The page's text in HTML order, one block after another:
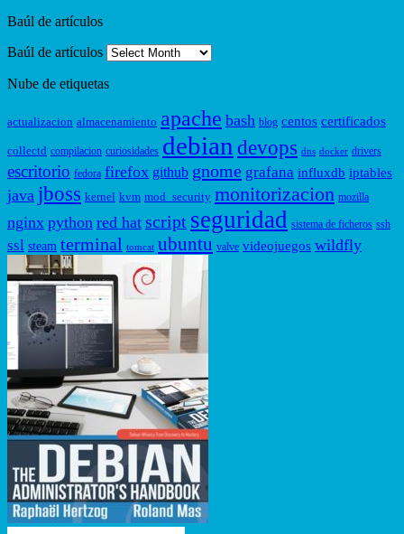
Baúl de artículos
Baúl de artículos
Nube de etiquetas
actualizacion almacenamiento apache bash blog centos certificados
collectd compilacion curiosidades debian devops dns docker drivers
escritorio fedora firefox github gnome grafana influxdb iptables
java jboss kernel kvm mod_security monitorizacion mozilla
nginx python red hat script seguridad sistema de ficheros ssh
ssl steam terminal tomcat ubuntu valve videojuegos wildfly